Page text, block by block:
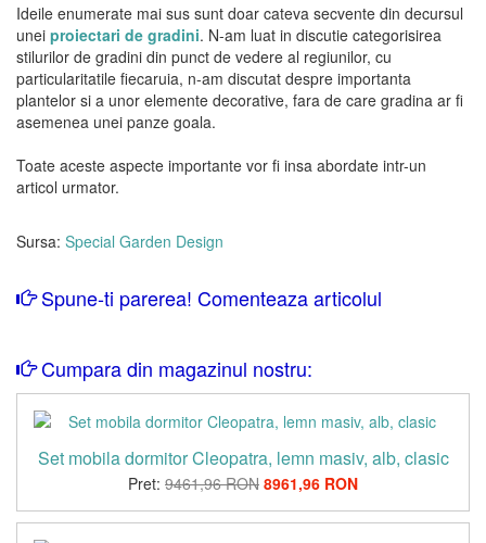
Ideile enumerate mai sus sunt doar cateva secvente din decursul
unei proiectari de gradini. N-am luat in discutie categorisirea
stilurilor de gradini din punct de vedere al regiunilor, cu
particularitatile fiecaruia, n-am discutat despre importanta
plantelor si a unor elemente decorative, fara de care gradina ar fi
asemenea unei panze goala.
Toate aceste aspecte importante vor fi insa abordate intr-un
articol urmator.
Sursa: Special Garden Design
Spune-ti parerea! Comenteaza articolul
Cumpara din magazinul nostru:
Set mobila dormitor Cleopatra, lemn masiv, alb, clasic
Pret: 9461,96 RON 8961,96 RON